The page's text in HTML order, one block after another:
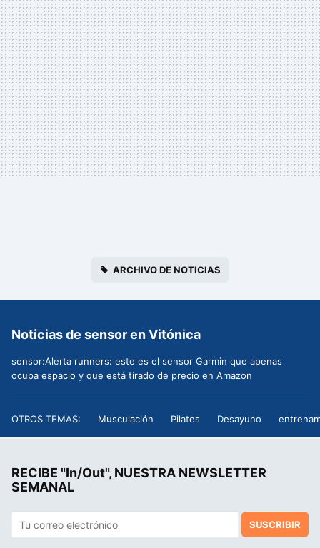
ARCHIVO DE NOTICIAS
Noticias de sensor en Vitónica
sensor:Alerta runners: este es el sensor Garmin que apenas
ocupa espacio y que está tirado de precio en Amazon
OTROS TEMAS: Musculación Pilates Desayuno
RECIBE "In/Out", NUESTRA NEWSLETTER
SEMANAL
SUSCRIBIR